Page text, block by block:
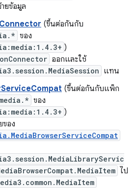
ยข้อมูล
(ขึ้นต่อกันกับ
ของ
)
ออกและใช้
แทน
(ขึ้นต่อกันกับแพ็ก
ของ
)
ของ
ไป